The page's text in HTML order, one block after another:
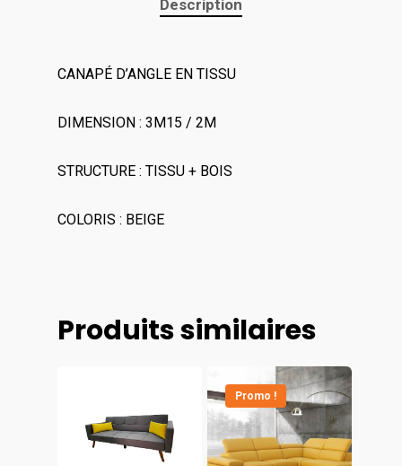
Description
CANAPÉ D’ANGLE EN TISSU
DIMENSION : 3M15 / 2M
STRUCTURE : TISSU + BOIS
COLORIS : BEIGE
Produits similaires
Promo !